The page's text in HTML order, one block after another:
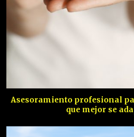
Asesoramiento profesional
que mejor se